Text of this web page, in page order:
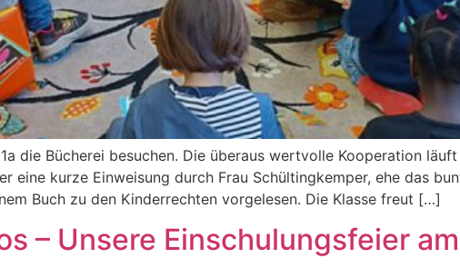
die Bücherei besuchen. Die überaus wertvolle Kooperation
eine kurze Einweisung durch Frau Schültingkemper, ehe das
Buch zu den Kinderrechten vorgelesen. Die Klasse freut […]
– Unsere Einschulungsfeier